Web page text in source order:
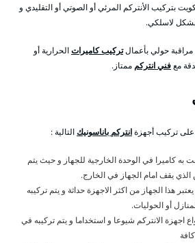
بتركيب الأنتركم المرئي أو الصوتي أو التقليدي و
بشكل لاسلكي.
مراقبة حولي بأعمالتركيب كاميراتالحرارية أو
معفني انتركم ممتاز.
على تركيب أجهزةانتركم باناسونيك التالية :
به كاميرا في الوحدة الخارجية للجهاز و حيث يتم
يقف امام الجهاز في الخارج.
هذا الجهاز من اكثر الاجهزة حداثة و يتم تركيبه
أو الحوليات.
اجهزة الانتركم شيوعا و استخداما و يتم تركيبه في